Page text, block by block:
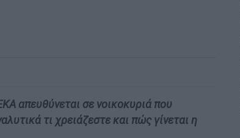
απευθύνεται σε νοικοκυριά που
τι χρειάζεστε και πώς γίνεται η